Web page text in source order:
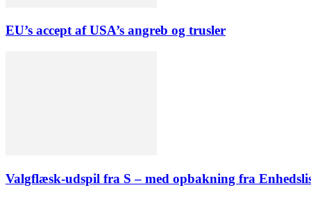
EU’s accept af USA’s angreb og trusler
Valgflæsk-udspil fra S – med opbakning fra